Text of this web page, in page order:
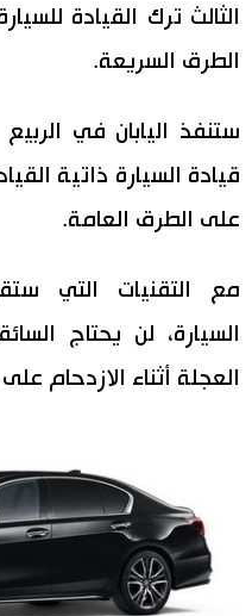
تجارب وآراء
سياسة
اقتصاد
ثقافة
لايف ستايل
إعلان
موسوعة اليابان
هو وهي
المطبخ الياباني
الثالث ترك القيادة
الطرق السريعة.
ستنفذ اليابان في
قيادة السيارة ذاتية
على الطرق العامة.
مع التقنيات التي
السيارة، لن يحتاج
العجلة أثناء الازدحام